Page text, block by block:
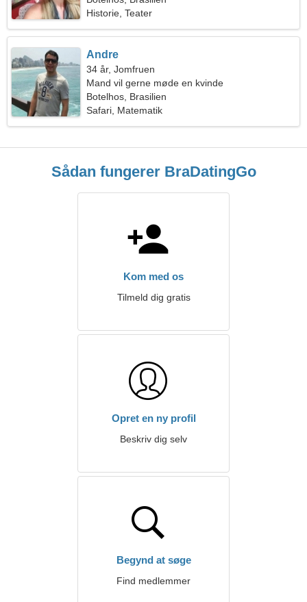
Historie, Teater
Andre
34 år, Jomfruen
Mand vil gerne møde en kvinde
Botelhos, Brasilien
Safari, Matematik
Sådan fungerer BraDatingGo
Kom med os
Tilmeld dig gratis
Opret en ny profil
Beskriv dig selv
Begynd at søge
Find medlemmer